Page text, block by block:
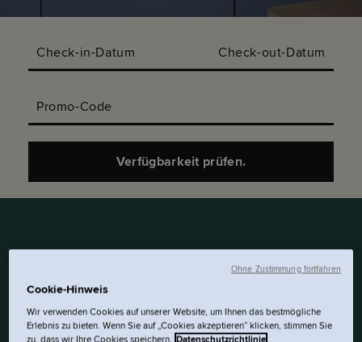
Check-in-Datum Check-out-Datum
Promo-Code
Verfügbarkeit prüfen.
OFFENER STIL.
BARRIEREFREI. UND MIT
GERÄUMIGEN 28M² VIEL
Cookie-Hinweis
Wir verwenden Cookies auf unserer Website, um Ihnen das bestmögliche
Erlebnis zu bieten. Wenn Sie auf „Cookies akzeptieren“ klicken, stimmen Sie
zu, dass wir Ihre Cookies speichern. Datenschutzrichtlinie
Ohne Zustimmung fortfahren